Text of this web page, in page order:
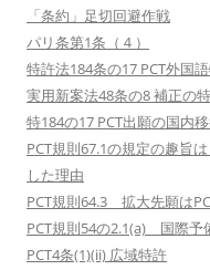
「条約」足切回避作戦
パリ条第1条（４）
特許法184条の17 PCT外国
実用新案法48条の8 補正の
特184の17 PCT出願の国内
PCT規則67.1の規定の趣旨
した理由
PCT規則64.3 拡大先願は
PCT規則54の2.1(a) 国際予
PCT4条(1)(ii) 広域特許